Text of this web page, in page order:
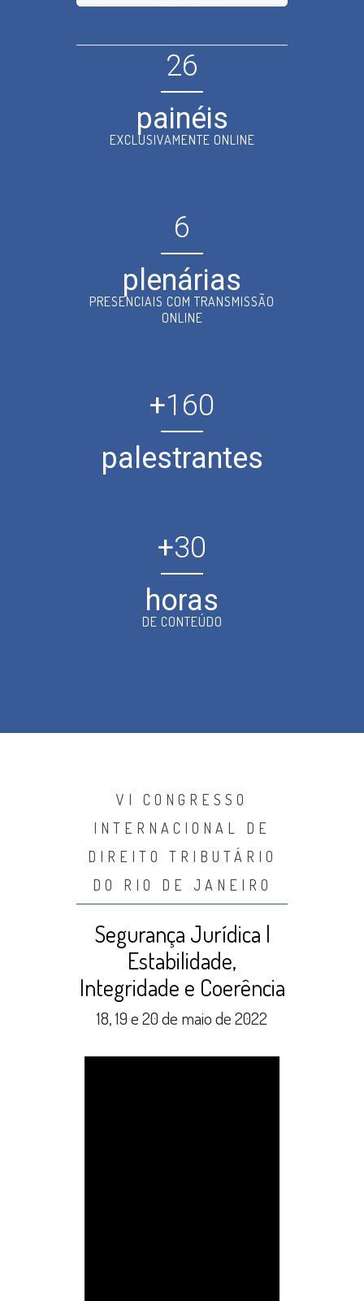
26
painéis
EXCLUSIVAMENTE ONLINE
6
plenárias
PRESENCIAIS COM TRANSMISSÃO
ONLINE
+160
palestrantes
+30
horas
DE CONTEÚDO
VI CONGRESSO
INTERNACIONAL DE
DIREITO TRIBUTÁRIO
DO RIO DE JANEIRO
Segurança Jurídica |
Estabilidade,
Integridade e Coerência
18, 19 e 20 de maio de 2022